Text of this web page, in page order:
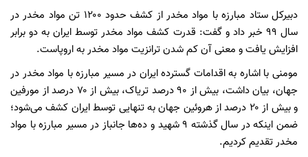
دبیرکل ستاد مبارزه با مواد مخدر از کشف حدود ۱۲۰۰ تن مواد مخدر در
سال ۹۹ خبر داد و گفت: قدرت کشف مواد مخدر توسط ایران به دو برابر
افزایش یافت و معنی آن کم شدن ترانزیت مواد مخدر به اروپاست.
مومنی با اشاره به اقدامات گسترده ایران در مسیر مبارزه با مواد مخدر در
جهان، بیان داشت، بیش از ۹۰ درصد تریاک، بیش از ۷۰ درصد از مورفین
و بیش از ۲۰ درصد از هروئین جهان به تنهایی توسط ایران کشف می‌شود؛
ضمن اینکه در سال گذشته ۹ شهید و ده‌ها جانباز در مسیر مبارزه با مواد
مخدر تقدیم کردیم.